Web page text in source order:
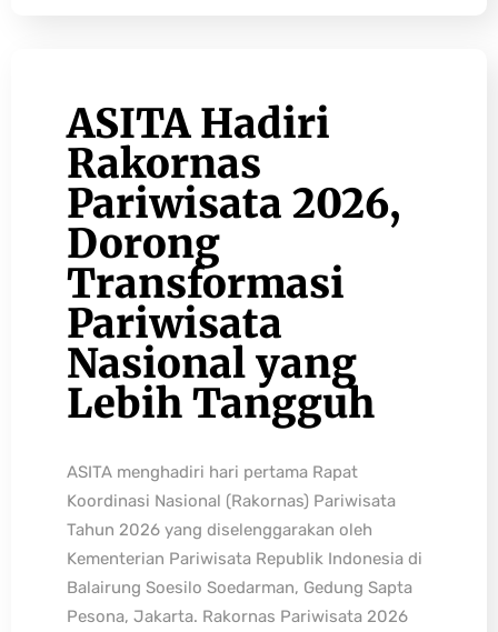
ASITA Hadiri
Rakornas
Pariwisata 2026,
Dorong
Transformasi
Pariwisata
Nasional yang
Lebih Tangguh
ASITA menghadiri hari pertama Rapat
Koordinasi Nasional (Rakornas) Pariwisata
Tahun 2026 yang diselenggarakan oleh
Kementerian Pariwisata Republik Indonesia di
Balairung Soesilo Soedarman, Gedung Sapta
Pesona, Jakarta. Rakornas Pariwisata 2026